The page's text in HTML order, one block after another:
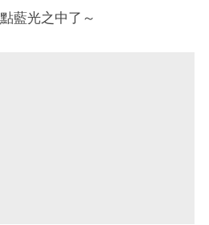
藍光之中了～